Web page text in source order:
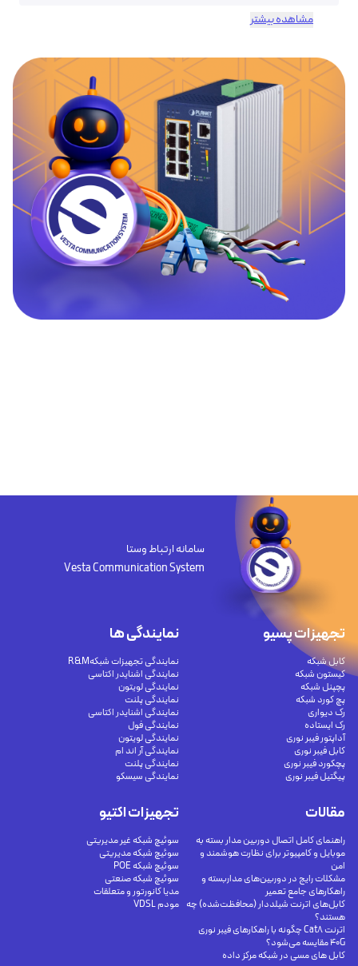
مشاهده بیشتر
سامانه ارتباط وستا
Vesta Communication System
تجهیزات پسیو
کابل شبکه
کیستون شبکه
پچپنل شبکه
پچ کورد شبکه
رک دیواری
رک ایستاده
آداپتور فیبر نوری
کابل فیبر نوری
پچکورد فیبر نوری
پیگتیل فیبر نوری
تجهیزات اکتیو
سوئیچ شبکه غیر مدیریتی
سوئیچ شبکه مدیریتی
سوئیچ شبکه POE
سوئیچ شبکه صنعتی
مدیا کانورتور و متعلقات
مودم VDSL
نمایندگی ها
نمایندگی تجهیزات شبکهR&M
نمایندگی اشنایدر اکتاسی
نمایندگی لویتون
نمایندگی پلنت
نمایندگی اشنایدر اکتاسی
نمایندگی فول
نمایندگی لویتون
نمایندگی آر اند ام
نمایندگی پلنت
نمایندگی سیسکو
مقالات
راهنمای کامل اتصال دوربین مدار بسته به
موبایل و کامپیوتر برای نظارت هوشمند و
امن
مشکلات رایج در دوربین‌های مداربسته و
راهکارهای جامع تعمیر
کابل‌های اترنت شیلددار (محافظت‌شده) چه
هستند؟
اترنت Cat8 چگونه با راهکارهای فیبر نوری
40G مقایسه می‌شود؟
کابل های مسی در شبکه مرکز داده